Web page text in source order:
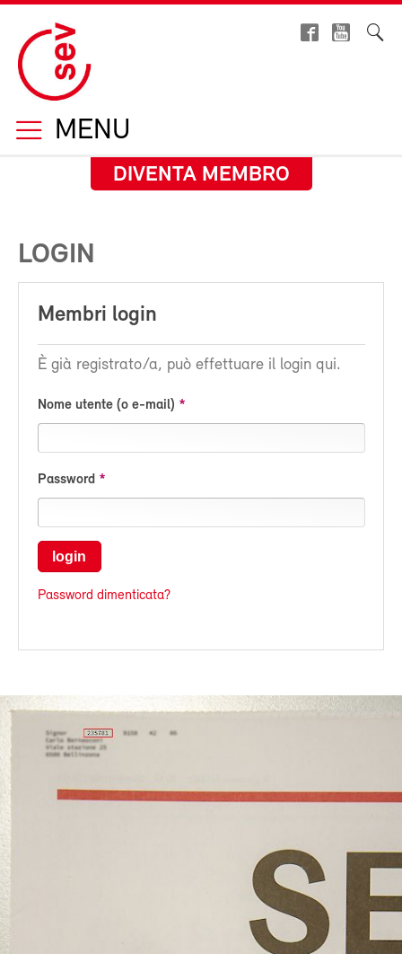
MENU
DIVENTA MEMBRO
LOGIN
Membri login
È già registrato/a, può effettuare il login qui.
Nome utente (o e-mail)
Password
login
Password dimenticata?